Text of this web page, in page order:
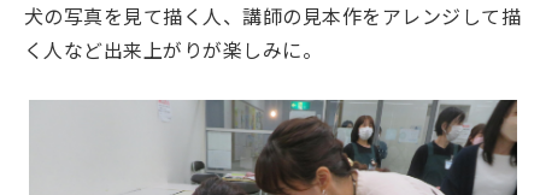
犬の写真を見て描く人、講師の見本作をアレンジして描
く人など出来上がりが楽しみに。